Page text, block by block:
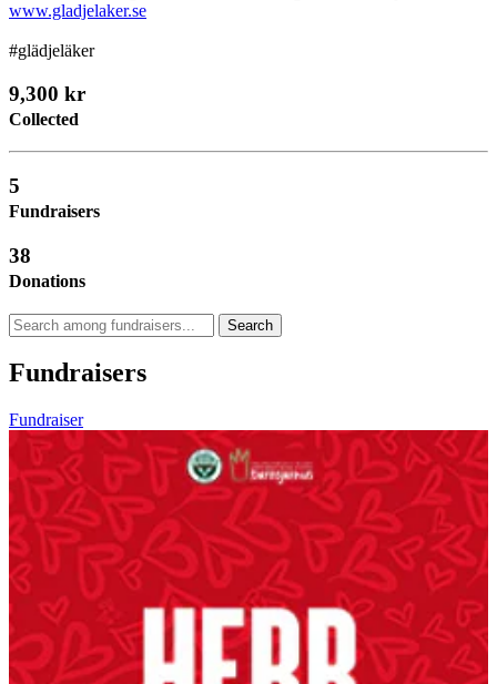
www.gladjelaker.se
#glädjeläker
9,300 kr
Collected
5
Fundraisers
38
Donations
Search
Fundraisers
Fundraiser